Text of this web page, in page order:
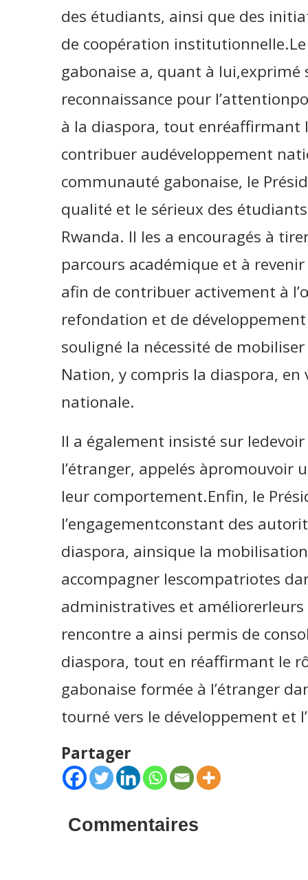
des étudiants, ainsi que des
de coopération
gabonaise a, quant à lui,exprimé
reconnaissance pour
à la diaspora, tout enréaffirmant
contribuer audéveloppement
communauté gabonaise, le
qualité et le sérieux des
Rwanda. Il les a encouragés à
parcours académique et à
afin de contribuer activement à
refondation et de développement
souligné la nécessité de
Nation, y compris la diaspora,
nationale.
Il a également insisté sur
l’étranger, appelés àpromouvoir
leur comportement.Enfin, le
l’engagementconstant des
diaspora, ainsique la
accompagner lescompatriotes
administratives et
rencontre a ainsi permis de
diaspora, tout en réaffirmant le
gabonaise formée à l’étranger
tourné vers le développement et
Partager
Commentaires